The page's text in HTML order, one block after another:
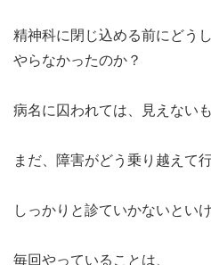
精神科に閉じ込める前にどう
やらなかったのか？
病名に囚われては、見えない
まだ、障害がどう乗り越えて行
しっかりと診ていかないとい
毎回やっていることは、